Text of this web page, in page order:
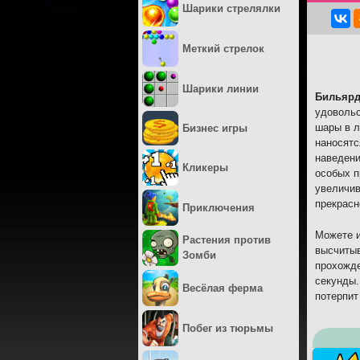
шары в
особых
Можете
Шарики стрелялки
Меткий стрелок
Шарики линии
Бизнес игры
Кликеры
Приключения
Растения против
Зомби
Весёлая ферма
Побег из тюрьмы